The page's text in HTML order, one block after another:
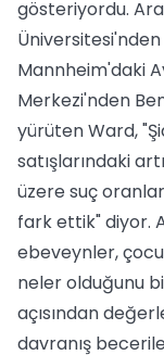
gösteriyordu.
Mannheim'daki
Merkezi'nden
yürüten Ward,
satışlarındaki
üzere suç
fark ettik" diyor.
ebeveynler,
neler olduğunu
açısından
davranış